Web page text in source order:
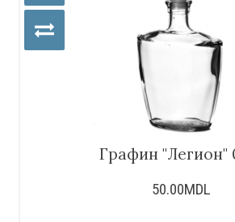
Графин "Легион"
50.00MDL